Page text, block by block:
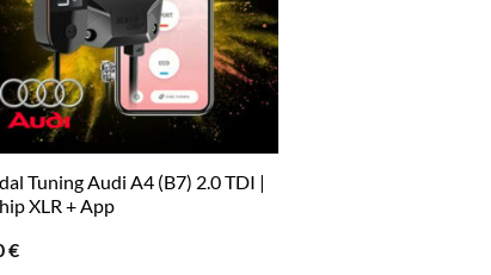
Tuning Audi A4 (B7) 2.0 TDI |
XLR + App
€